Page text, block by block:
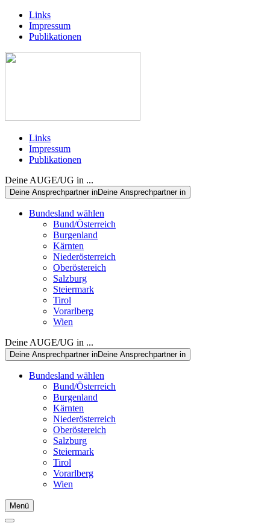
Links
Impressum
Publikationen
Links
Impressum
Publikationen
Deine AUGE/UG in ...
Deine Ansprechpartner inDeine Ansprechpartner in
Bundesland wählen
Bund/Österreich
Burgenland
Kärnten
Niederösterreich
Oberöstereich
Salzburg
Steiermark
Tirol
Vorarlberg
Wien
Deine AUGE/UG in ...
Deine Ansprechpartner inDeine Ansprechpartner in
Bundesland wählen
Bund/Österreich
Burgenland
Kärnten
Niederösterreich
Oberöstereich
Salzburg
Steiermark
Tirol
Vorarlberg
Wien
Menü